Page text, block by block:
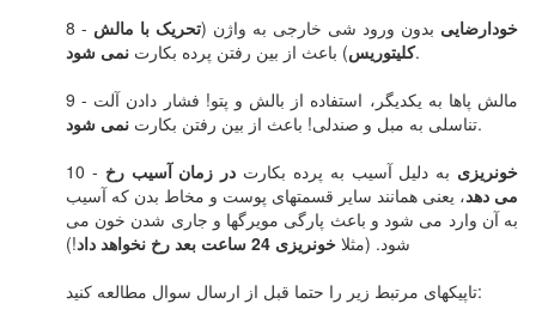
8 -
خودارضایی بدون ورود شی خارجی به واژن (تحریک با مالش
کلیتوریس) باعث از بین رفتن پرده بکارت نمی شود
.
9 - مالش پاها به یکدیگر، استفاده از بالش و پتو! فشار دادن آلت
تناسلی به مبل و صندلی! باعث از بین رفتن بکارت نمی شود
.
10 -
خونریزی به دلیل آسیب به پرده بکارت در زمان آسیب رخ
می دهد، یعنی همانند سایر قسمتهای پوست و مخاط بدن که آسیب
به آن وارد می شود و باعث پارگی مویرگها و جاری شدن خون می
شود. (مثلا خونریزی 24 ساعت بعد رخ نخواهد داد
!)
تاپیکهای مرتبط زیر را حتما قبل از ارسال سوال مطالعه کنید: